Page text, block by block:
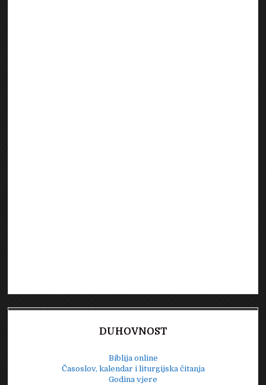
DUHOVNOST
Biblija online
Časoslov, kalendar i liturgijska čitanja
Godina vjere